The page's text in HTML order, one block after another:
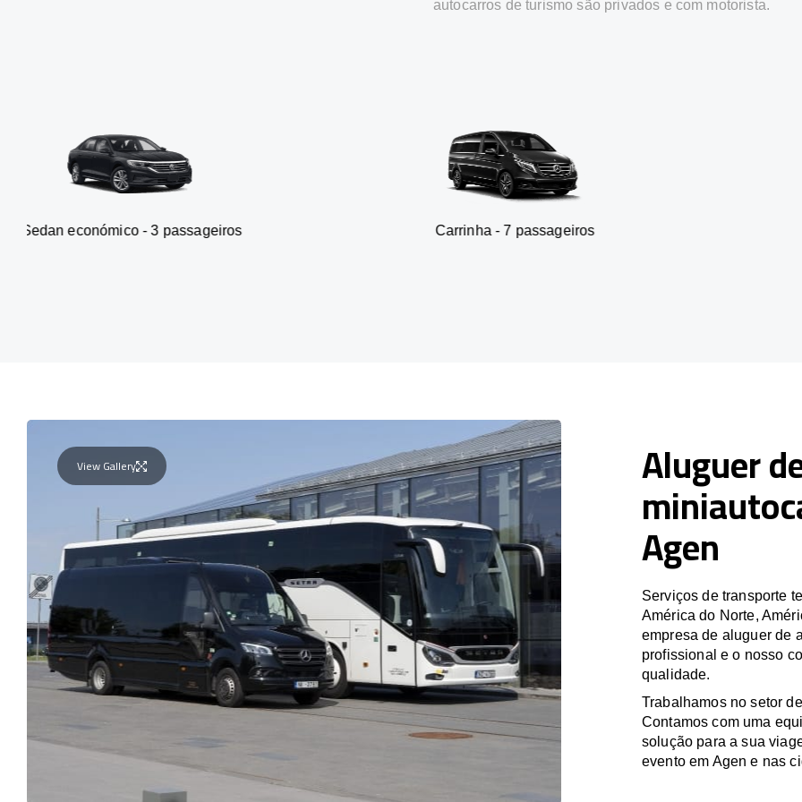
autocarros de turismo são privados e com motorista.
- 3 passageiros Carrinha - 7 passageiros SUV - 3
View Gallery Aluguer
Agen
Serviços de transporte
América do Norte,
empresa de aluguer de
profissional e o nosso
qualidade.
Trabalhamos no setor
Contamos com uma
solução para a sua
evento em Agen e nas